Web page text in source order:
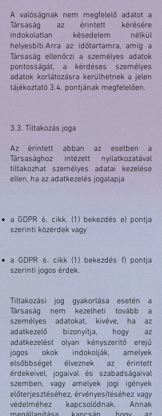
A valóságnak nem megfelelő adatot a
Társaság az érintett kérésére
indokolatlan késedelem nélkül
helyesbíti.Arra az időtartamra, amíg a
Társaság ellenőrzi a személyes adatok
pontosságát, a kérdéses személyes
adatok korlátozásra kerülhetnek a jelen
tájékoztató 3.4. pontjának megfelelően.
3.3. Tiltakozás joga
Az érintett abban az esetben a
Társasághoz intézett nyilatkozatával
tiltakozhat személyes adatai kezelése
ellen, ha az adatkezelés jogalapja
a GDPR 6. cikk. (1) bekezdés e) pontja
szerinti közérdek vagy
a GDPR 6. cikk (1) bekezdés f) pontja
szerinti jogos érdek.
Tiltakozási jog gyakorlása esetén a
Társaság nem kezelheti tovább a
személyes adatokat, kivéve, ha az
adatkezelő bizonyítja, hogy az
adatkezelést olyan kényszerítő erejű
jogos okok indokolják, amelyek
elsőbbséget élveznek az érintett
érdekeivel, jogaival és szabadságaival
szemben, vagy amelyek jogi igények
előterjesztéséhez, érvényesítéséhez vagy
védelméhez kapcsolódnak. Annak